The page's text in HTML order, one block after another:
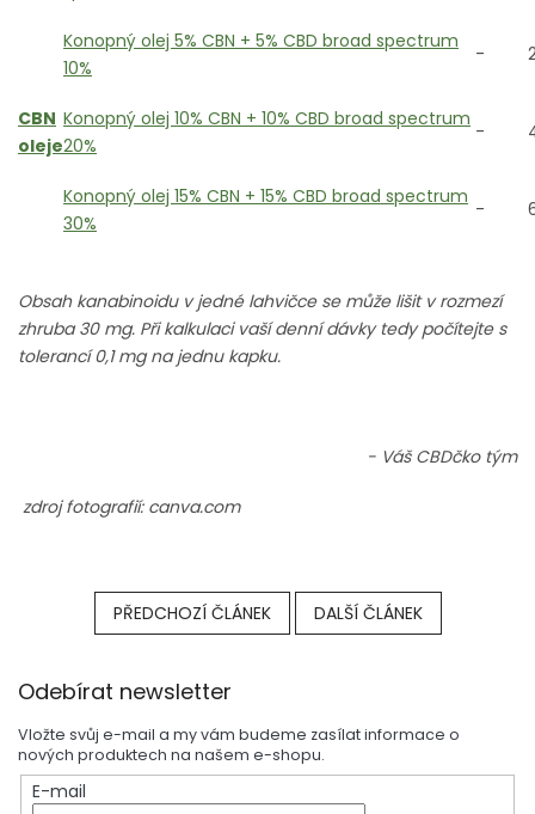
CBN
oleje
Konopný olej 5% CBN + 5% CBD broad spectrum
10%
-
Konopný olej 10% CBN + 10% CBD broad spectrum
20%
-
Konopný olej 15% CBN + 15% CBD broad spectrum
30%
-
Obsah kanabinoidu v jedné lahvičce se může lišit v rozmezí
zhruba 30 mg. Při kalkulaci vaší denní dávky tedy počítejte s
tolerancí 0,1 mg na jednu kapku.
- Váš CBDčko tým
zdroj fotografií: canva.com
PŘEDCHOZÍ ČLÁNEK DALŠÍ ČLÁNEK
Odebírat newsletter
Vložte svůj e-mail a my vám budeme zasílat informace o
nových produktech na našem e-shopu.
E-mail